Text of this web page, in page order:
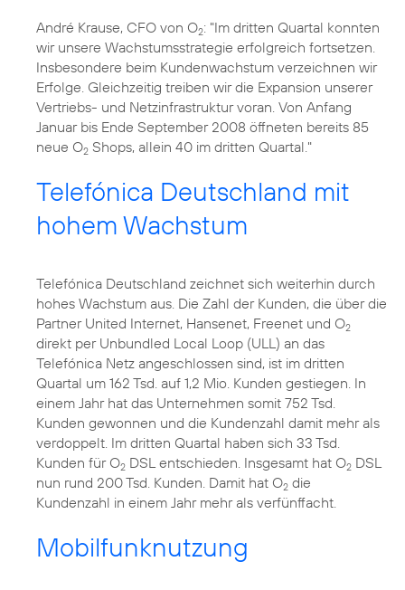
André Krause, CFO von O2: "Im dritten Quartal konnten
wir unsere Wachstumsstrategie erfolgreich fortsetzen.
Insbesondere beim Kundenwachstum verzeichnen wir
Erfolge. Gleichzeitig treiben wir die Expansion unserer
Vertriebs- und Netzinfrastruktur voran. Von Anfang
Januar bis Ende September 2008 öffneten bereits 85
neue O2 Shops, allein 40 im dritten Quartal."
Telefónica Deutschland mit
hohem Wachstum
Telefónica Deutschland zeichnet sich weiterhin durch
hohes Wachstum aus. Die Zahl der Kunden, die über die
Partner United Internet, Hansenet, Freenet und O2
direkt per Unbundled Local Loop (ULL) an das
Telefónica Netz angeschlossen sind, ist im dritten
Quartal um 162 Tsd. auf 1,2 Mio. Kunden gestiegen. In
einem Jahr hat das Unternehmen somit 752 Tsd.
Kunden gewonnen und die Kundenzahl damit mehr als
verdoppelt. Im dritten Quartal haben sich 33 Tsd.
Kunden für O2 DSL entschieden. Insgesamt hat O2 DSL
nun rund 200 Tsd. Kunden. Damit hat O2 die
Kundenzahl in einem Jahr mehr als verfünffacht.
Mobilfunknutzung